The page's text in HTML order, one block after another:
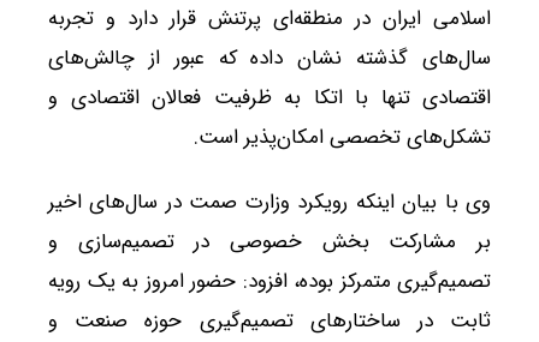
اسلامی ایران در منطقه‌ای پرتنش قرار دارد و تجربه
سال‌های گذشته نشان داده که عبور از چالش‌های
اقتصادی تنها با اتکا به ظرفیت فعالان اقتصادی و
تشکل‌های تخصصی امکان‌پذیر است.
وی با بیان اینکه رویکرد وزارت صمت در سال‌های اخیر
بر مشارکت بخش خصوصی در تصمیم‌سازی و
تصمیم‌گیری متمرکز بوده، افزود: حضور امروز به یک رویه
ثابت در ساختارهای تصمیم‌گیری حوزه صنعت و